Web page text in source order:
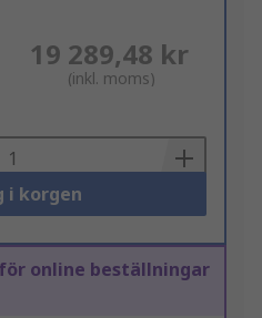
19 289,48 kr
(inkl. moms)
i korgen
för online beställningar